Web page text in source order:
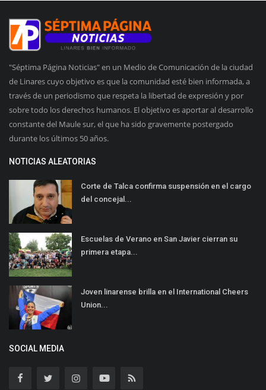
"Séptima Página Noticias" en un Medio de Comunicación de la ciudad
de Linares cuyo objetivo es que la comunidad esté bien informada, a
través de un periodismo que respeta la libertad de expresión y por
sobre todo los derechos humanos. El objetivo es aportar al desarrollo
constante del Maule sur, el que ha sido gravemente postergado
durante los últimos 50 años.
NOTICIAS ALEATORIAS
Corte de Talca confirma suspensión en el cargo
del concejal...
Escuelas de Verano en San Javier cierran su
primera etapa...
Joven linarense brilla en el International Cheers
Union...
SOCIAL MEDIA